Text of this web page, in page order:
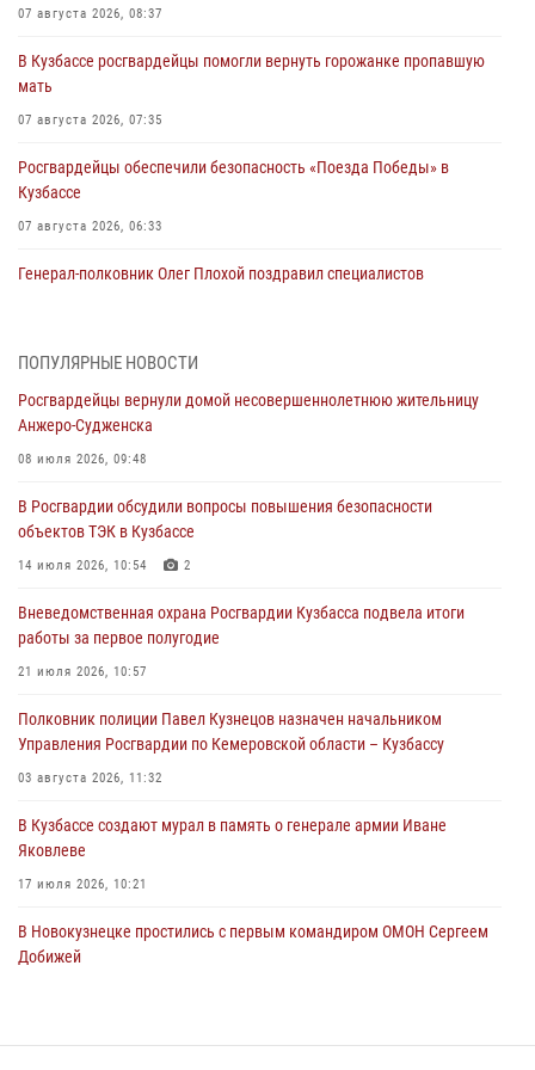
07 августа 2026, 08:37
В Кузбассе росгвардейцы помогли вернуть горожанке пропавшую
мать
07 августа 2026, 07:35
Росгвардейцы обеспечили безопасность «Поезда Победы» в
Кузбассе
07 августа 2026, 06:33
Генерал-полковник Олег Плохой поздравил специалистов
07 августа 2026, 05:32
С 1 сентября 2026 года вступает в силу новый федеральный закон о
частной охранной деятельности
06 августа 2026, 10:19
Росгвардейцы задержали предполагаемого виновника причинения
ножевого ранения кемеровчанину
06 августа 2026, 09:18
Росгвардейцы задержали мужчину, повредившего имущество
горожанки
06 августа 2026, 08:17
Росгвардейцы пресекли противоправные действия и защитили
новокузнечанку от агрессивного знакомого
06 августа 2026, 07:16
ПОПУЛЯРНЫЕ НОВОСТИ
Росгвардейцы вернули домой несовершеннолетнюю жительницу
Анжеро-Судженска
08 июля 2026, 09:48
В Росгвардии обсудили вопросы повышения безопасности
объектов ТЭК в Кузбассе
14 июля 2026, 10:54 2
Вневедомственная охрана Росгвардии Кузбасса подвела итоги
работы за первое полугодие
21 июля 2026, 10:57
Полковник полиции Павел Кузнецов назначен начальником
Управления Росгвардии по Кемеровской области – Кузбассу
03 августа 2026, 11:32
В Кузбассе создают мурал в память о генерале армии Иване
Яковлеве
17 июля 2026, 10:21
В Новокузнецке простились с первым командиром ОМОН Сергеем
Добижей